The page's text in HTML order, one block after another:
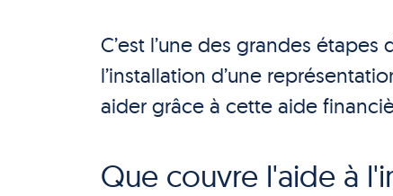
C’est l’une des grandes
l’installation d’une
aider grâce à cette aide
Que couvre l'aide à